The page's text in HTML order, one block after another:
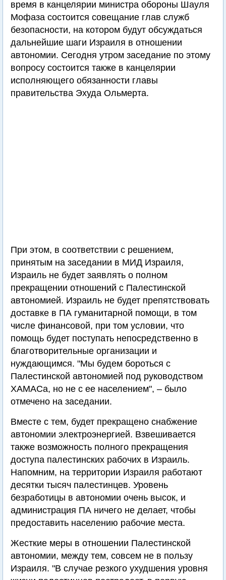
время в канцелярии министра обороны Шауля
Мофаза состоится совещание глав служб
безопасности, на котором будут обсуждаться
дальнейшие шаги Израиля в отношении
автономии. Сегодня утром заседание по этому
вопросу состоится также в канцелярии
исполняющего обязанности главы
правительства Эхуда Ольмерта.
При этом, в соответствии с решением,
принятым на заседании в МИД Израиля,
Израиль не будет заявлять о полном
прекращении отношений с Палестинской
автономией. Израиль не будет препятствовать
доставке в ПА гуманитарной помощи, в том
числе финансовой, при том условии, что
помощь будет поступать непосредственно в
благотворительные организации и
нуждающимся. "Мы будем бороться с
Палестинской автономией под руководством
ХАМАСа, но не с ее населением", – было
отмечено на заседании.
Вместе с тем, будет прекращено снабжение
автономии электроэнергией. Взвешивается
также возможность полного прекращения
доступа палестинских рабочих в Израиль.
Напомним, на территории Израиля работают
десятки тысяч палестинцев. Уровень
безработицы в автономии очень высок, и
администрация ПА ничего не делает, чтобы
предоставить населению рабочие места.
Жесткие меры в отношении Палестинской
автономии, между тем, совсем не в пользу
Израиля. "В случае резкого ухудшения уровня